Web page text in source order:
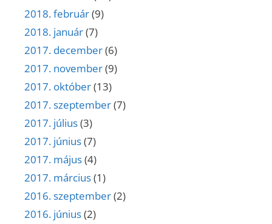
2018. február(9)
2018. január(7)
2017. december(6)
2017. november(9)
2017. október(13)
2017. szeptember(7)
2017. július(3)
2017. június(7)
2017. május(4)
2017. március(1)
2016. szeptember(2)
2016. június(2)